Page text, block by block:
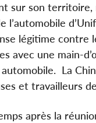
sur son territoire,
l’automobile
légitime contre
avec une main-
La
et travailleurs
après la